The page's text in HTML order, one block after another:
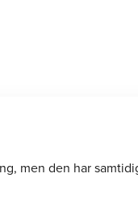
men den har